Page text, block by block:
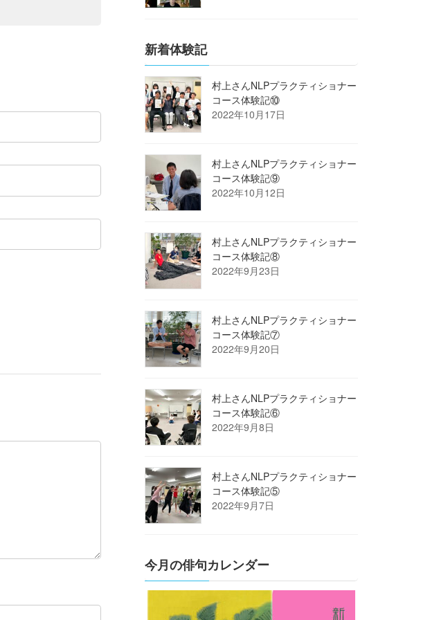
新着体験記
村上さんNLPプラクティショナー
コース体験記⑩
2022年10月17日
村上さんNLPプラクティショナー
コース体験記⑨
2022年10月12日
村上さんNLPプラクティショナー
コース体験記⑧
2022年9月23日
村上さんNLPプラクティショナー
コース体験記⑦
2022年9月20日
村上さんNLPプラクティショナー
コース体験記⑥
2022年9月8日
村上さんNLPプラクティショナー
コース体験記⑤
2022年9月7日
今月の俳句カレンダー